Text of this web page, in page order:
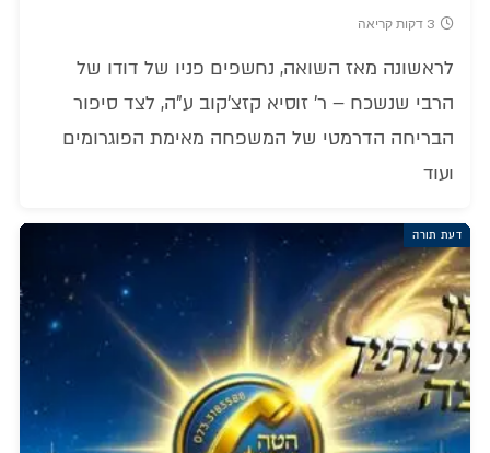
3 דקות קריאה
לראשונה מאז השואה, נחשפים פניו של דודו של
הרבי שנשכח – ר' זוסיא קזצ'קוב ע"ה, לצד סיפור
הבריחה הדרמטי של המשפחה מאימת הפוגרומים
ועוד
דעת תורה